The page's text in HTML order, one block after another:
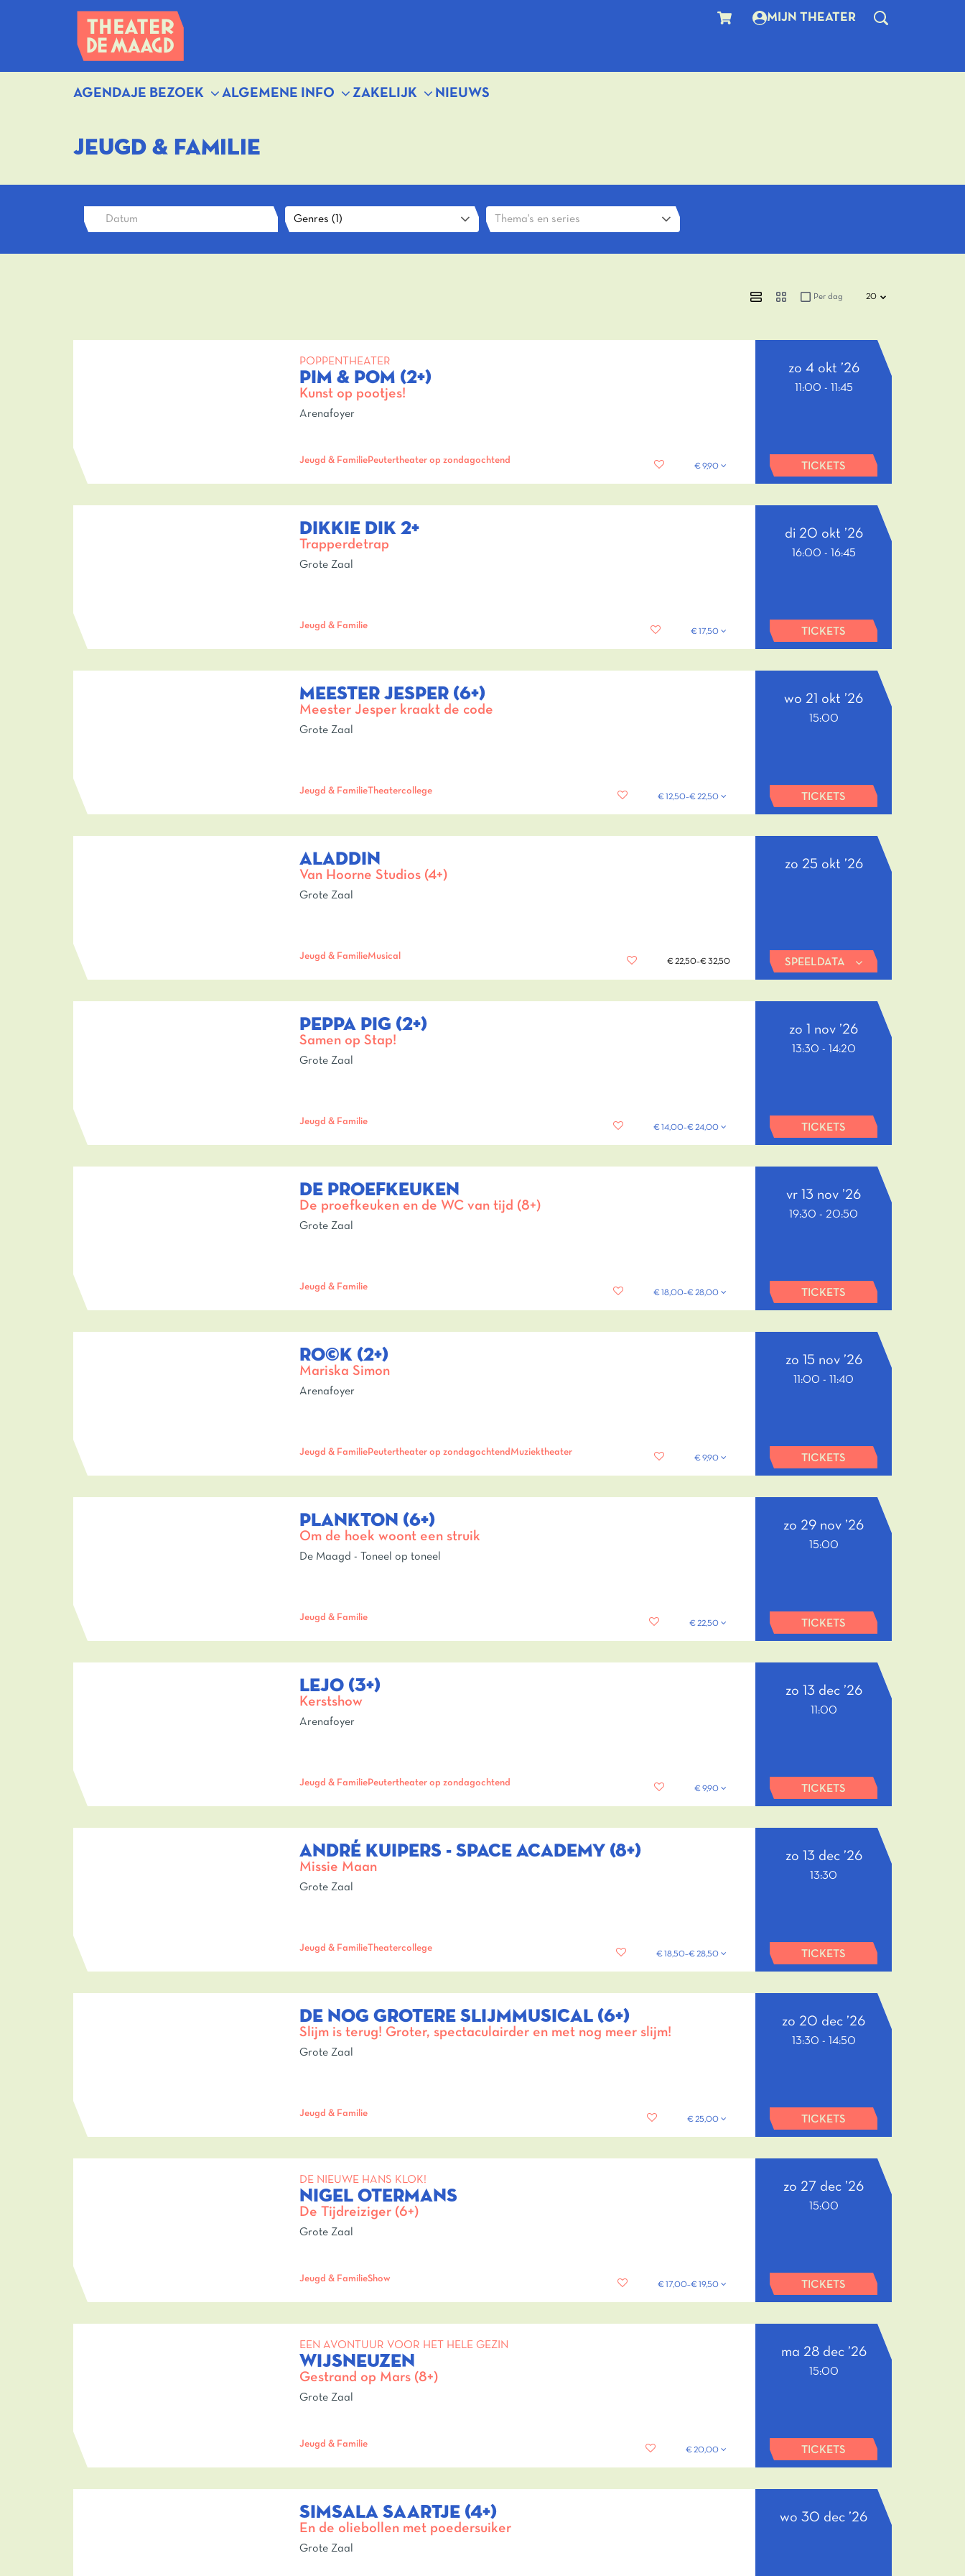
MIJN THEATER
AGENDAJE BEZOEK ALGEMENE INFO ZAKELIJK NIEUWS
JEUGD & FAMILIE
Genres (1) Thema's en series
Per dag
PIM & POM (2+)
Kunst op pootjes!
POPPENTHEATER
Arenafoyer
Jeugd & FamiliePeutertheater op zondagochtend
€ 9,90
zo 4 okt ’26
11:00 - 11:45
TICKETS
DIKKIE DIK 2+
Trapperdetrap
Grote Zaal
Jeugd & Familie
€ 17,50
di 20 okt ’26
16:00 - 16:45
TICKETS
MEESTER JESPER (6+)
Meester Jesper kraakt de code
Grote Zaal
Jeugd & FamilieTheatercollege
€ 12,50–€ 22,50
wo 21 okt ’26
15:00
TICKETS
ALADDIN
Van Hoorne Studios (4+)
Grote Zaal
Jeugd & FamilieMusical
€ 22,50–€ 32,50
zo 25 okt ’26
SPEELDATA
PEPPA PIG (2+)
Samen op Stap!
Grote Zaal
Jeugd & Familie
€ 14,00–€ 24,00
zo 1 nov ’26
13:30 - 14:20
TICKETS
DE PROEFKEUKEN
De proefkeuken en de WC van tijd (8+)
Grote Zaal
Jeugd & Familie
€ 18,00–€ 28,00
vr 13 nov ’26
19:30 - 20:50
TICKETS
RO©K (2+)
Mariska Simon
Arenafoyer
Jeugd & FamiliePeutertheater op zondagochtend Muziektheater
€ 9,90
zo 15 nov ’26
11:00 - 11:40
TICKETS
PLANKTON (6+)
Om de hoek woont een struik
De Maagd - Toneel op toneel
Jeugd & Familie
€ 22,50
zo 29 nov ’26
15:00
TICKETS
LEJO (3+)
Kerstshow
Arenafoyer
Jeugd & FamiliePeutertheater op zondagochtend
€ 9,90
zo 13 dec ’26
11:00
TICKETS
ANDRÉ KUIPERS - SPACE ACADEMY (8+)
Missie Maan
Grote Zaal
Jeugd & FamilieTheatercollege
€ 18,50–€ 28,50
zo 13 dec ’26
13:30
TICKETS
DE NOG GROTERE SLIJMMUSICAL (6+)
Slijm is terug! Groter, spectaculairder en met nog meer slijm!
Grote Zaal
Jeugd & Familie
€ 25,00
zo 20 dec ’26
13:30 - 14:50
TICKETS
NIGEL OTERMANS
De Tijdreiziger (6+)
DE NIEUWE HANS KLOK!
Grote Zaal
Jeugd & FamilieShow
€ 17,00–€ 19,50
zo 27 dec ’26
15:00
TICKETS
WIJSNEUZEN
Gestrand op Mars (8+)
EEN AVONTUUR VOOR HET HELE GEZIN
Grote Zaal
Jeugd & Familie
€ 20,00
ma 28 dec ’26
15:00
TICKETS
SIMSALA SAARTJE (4+)
En de oliebollen met poedersuiker
Grote Zaal
wo 30 dec ’26